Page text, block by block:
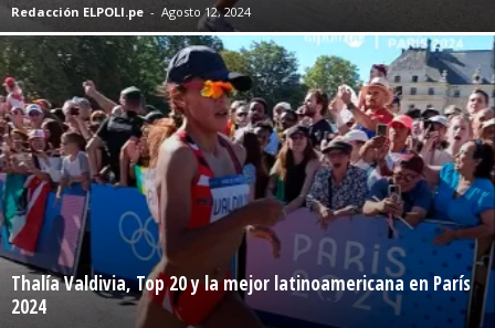
Redacción ELPOLI.pe - Agosto 12, 2024
Thalía Valdivia, Top 20 y la mejor latinoamericana en París
2024